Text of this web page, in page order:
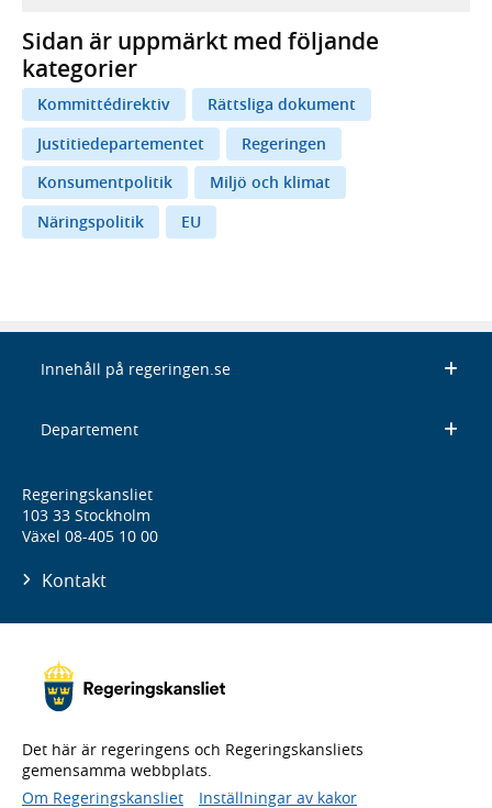
Sidan är uppmärkt med följande
kategorier
Kommittédirektiv
Rättsliga dokument
Justitiedepartementet
Regeringen
Konsumentpolitik
Miljö och klimat
Näringspolitik
EU
Innehåll på regeringen.se
Departement
Regeringskansliet
103 33 Stockholm
Växel 08-405 10 00
Kontakt
Det här är regeringens och Regeringskansliets
gemensamma webbplats.
Om Regeringskansliet
Inställningar av kakor